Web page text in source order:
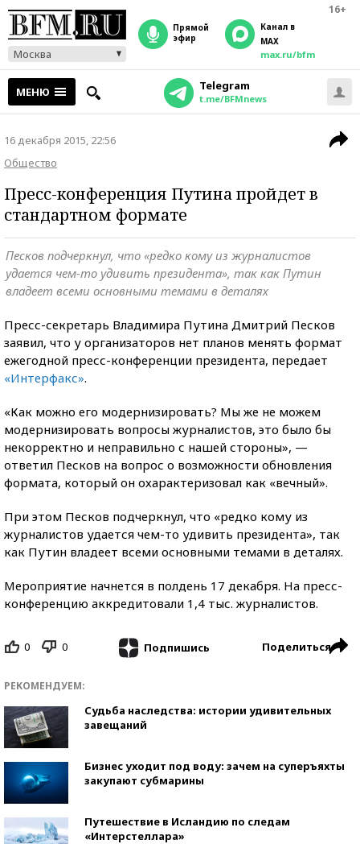
16+
Москва
прямой
эфир
Канал в
MAX
max.ru/bfm
МЕНЮ Telegram
t.me/BFMnews
16 декабря 2015, 22:56
Общество
Пресс-конференция Путина пройдет в
стандартном формате
Песков подчеркнул, что «редко кому из журналистов
удается чем-то удивить президента», так как Путин
владеет всеми основными темами в деталях
Пресс-секретарь Владимира Путина Дмитрий Песков
заявил, что у организаторов нет планов менять формат
ежегодной пресс-конференции президента, передает
«Интерфакс».
«Как можно его модернизировать? Мы же не можем
модернизировать вопросы журналистов, это было бы
некорректно и неправильно с нашей стороны», —
ответил Песков на вопрос о возможности обновления
формата, который он охарактеризовал как «вечный».
При этом Песков подчеркнул, что «редко кому из
журналистов удается чем-то удивить президента», так
как Путин владеет всеми основными темами в деталях.
Мероприятие начнется в полдень 17 декабря. На пресс-
конференцию аккредитовали 1,4 тыс. журналистов.
0 0 Подпишись Поделиться
РЕКОМЕНДУЕМ:
Судьба наследства: истории удивительных
завещаний
Бизнес уходит под воду: зачем на суперъяхты
закупают субмарины
Путешествие в Исландию по следам
«Интерстеллара»